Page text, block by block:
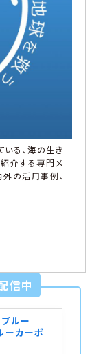
る、海の生き
介する専門メ
の活用事例、
信中
ルー
ーカーボ